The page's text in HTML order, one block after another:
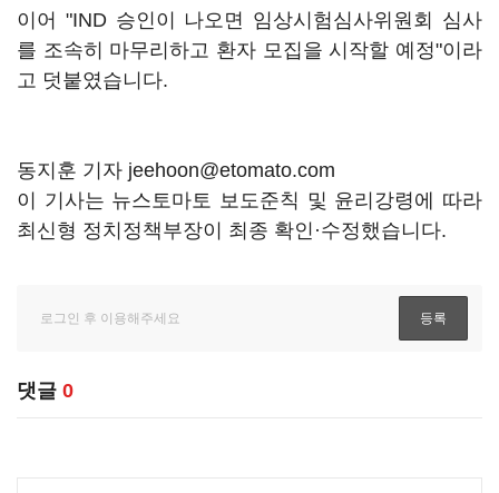
이어 "IND 승인이 나오면 임상시험심사위원회 심사
를 조속히 마무리하고 환자 모집을 시작할 예정"이라
고 덧붙였습니다.
동지훈 기자 jeehoon@etomato.com
이 기사는 뉴스토마토 보도준칙 및 윤리강령에 따라
최신형 정치정책부장이 최종 확인·수정했습니다.
댓글 0